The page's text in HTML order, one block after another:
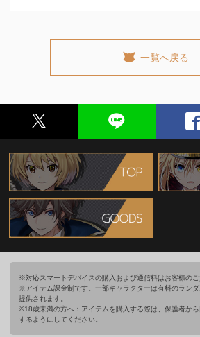
一覧へ戻る
※対応スマートデバイスの購入および通信料はお客様のご
※アイテム課金制です。一部キャラクターは有料のラン
提供されます。
※18歳未満の方へ：アイテムを購入する際は、保護者か
するようにしてください。